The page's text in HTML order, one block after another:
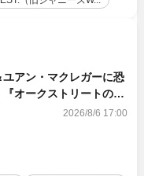
アン・マクレガーに恐
オークストリートの異
編映像初解禁2026/8/6 17:00